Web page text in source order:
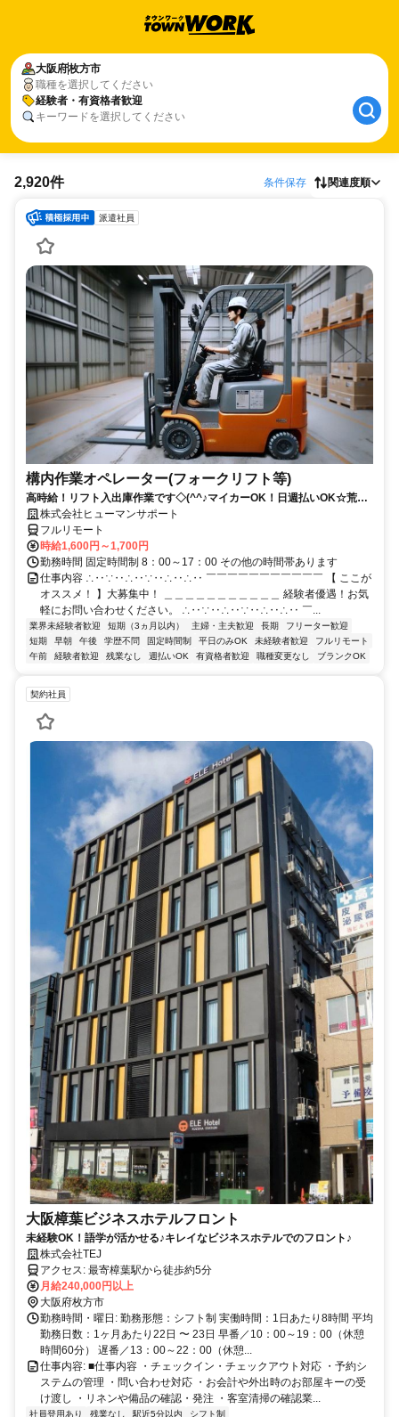
大阪府枚方市
職種を選択してください
経験者・有資格者歓迎
キーワードを選択してください
2,920件 条件保存 関連度順
派遣社員
構内作業オペレーター(フォークリフト等)
高時給！リフト入出庫作業です◇(^^♪マイカーOK！日週払いOK☆荒本
駅★【シゴト№0619】
株式会社ヒューマンサポート
フルリモート
時給1,600円～1,700円
勤務時間 固定時間制 8：00～17：00 その他の時間帯あります
仕事内容 ∴‥∵‥∴‥∵‥∴‥∴‥ ￣￣￣￣￣￣￣￣￣￣￣ 【 ここが
オススメ！ 】大募集中！ ＿＿＿＿＿＿＿＿＿＿＿ 経験者優遇！お気
軽にお問い合わせください。 ∴‥∵‥∴‥∵‥∴‥∴‥ ￣...
業界未経験者歓迎 短期（3ヵ月以内） 主婦・主夫歓迎 長期
フリーター歓迎
短期
早朝 午後 学歴不問 固定時間制 平日のみOK 未経験者歓迎
フルリモート
午前
経験者歓迎 残業なし 週払いOK 有資格者歓迎 職種変更なし ブランクOK
契約社員
大阪樟葉ビジネスホテルフロント
未経験OK！語学が活かせる♪キレイなビジネスホテルでのフロント♪
株式会社TEJ
アクセス: 最寄樟葉駅から徒歩約5分
月給240,000円以上
大阪府枚方市
勤務時間・曜日: 勤務形態：シフト制 実働時間：1日あたり8時間 平均
勤務日数：1ヶ月あたり22日 〜 23日 早番／10：00～19：00（休憩
時間60分） 遅番／13：00～22：00（休憩...
仕事内容: ■仕事内容 ・チェックイン・チェックアウト対応 ・予約シ
ステムの管理 ・問い合わせ対応 ・お会計や外出時のお部屋キーの受
け渡し ・リネンや備品の確認・発注 ・客室清掃の確認業...
社員登用あり 残業なし 駅近5分以内 シフト制